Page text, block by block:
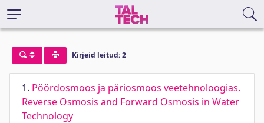
Kirjeid leitud: 2
1. Pöördosmoos ja päriosmoos veetehnoloogias.
Reverse Osmosis and Forward Osmosis in Water
Technology